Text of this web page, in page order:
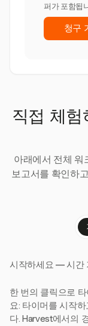
퍼가 포함됩
청구
직접 체
아래에서 전체 워
보고서를 확인하
시작하세요 — 시간
한 번의 클릭으로
요: 타이머를 시작
다. Harvest에서의